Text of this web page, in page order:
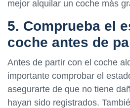
mejor alquilar un coche más
5. Comprueba el
coche antes de
Antes de partir con el coche
importante comprobar el
asegurarte de que no tiene
hayan sido registrados.